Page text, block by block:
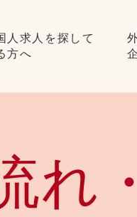
人求人を探して
方へ
れ